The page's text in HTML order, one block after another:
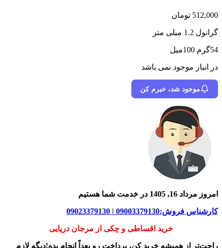
512,000 تومان
گرانول 1.2 میلی متر
54گرم 100میل
در انبار موجود نمی باشد
موجود شد، خبرم کن
امروز مرداد 16, 1405 در خدمت شما هستیم
کارشناس فروش:09003379130 | 09023379130
خرید اقساطی و چکی از مرجان دریایی
راحت‌تر از همیشه خرید کن، پرداخت رو بعداً انجام بده!دیگه لازم